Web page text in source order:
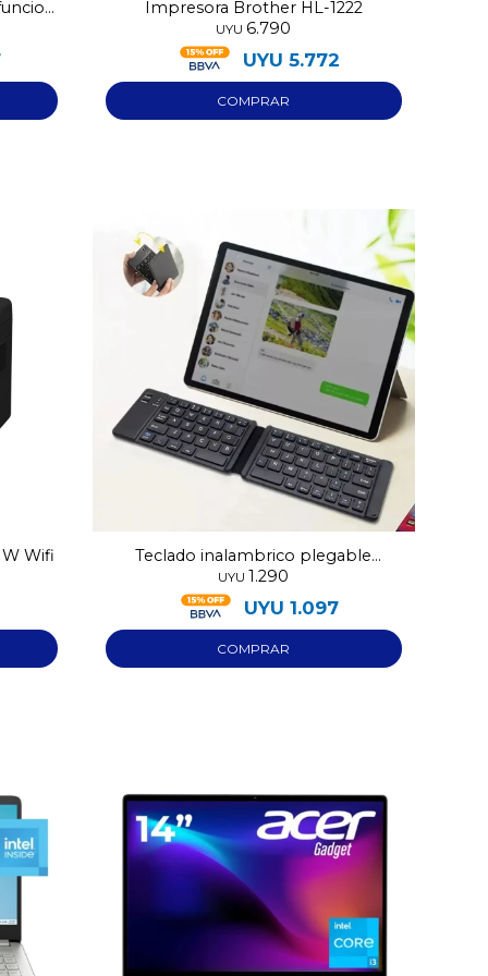
Impresora Brother HL-1222
UYU 6.790
UYU 5.772
Wifi
Teclado inalambrico plegable
FK1000
UYU 1.290
UYU 1.097